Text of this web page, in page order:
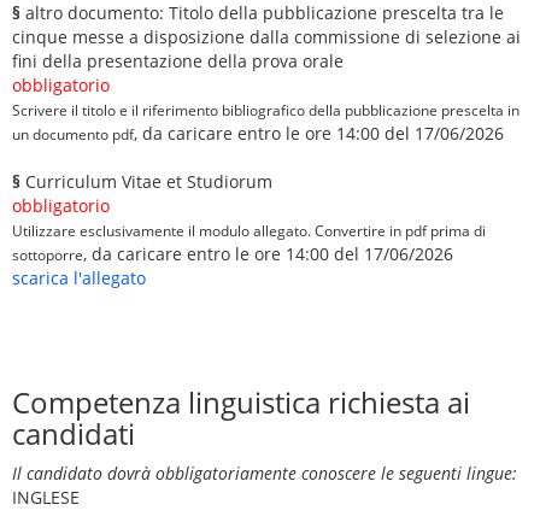
§ altro documento: Titolo della pubblicazione prescelta tra le
cinque messe a disposizione dalla commissione di selezione ai
fini della presentazione della prova orale
obbligatorio
Scrivere il titolo e il riferimento bibliografico della pubblicazione prescelta in
un documento pdf, da caricare entro le ore 14:00 del 17/06/2026
§ Curriculum Vitae et Studiorum
obbligatorio
Utilizzare esclusivamente il modulo allegato. Convertire in pdf prima di
sottoporre, da caricare entro le ore 14:00 del 17/06/2026
scarica l'allegato
Competenza linguistica richiesta ai
candidati
Il candidato dovrà obbligatoriamente conoscere le seguenti lingue:
INGLESE